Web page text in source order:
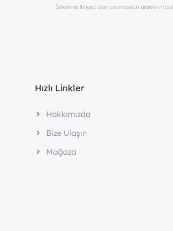
Şirketinin ihtiyacı olan promosyon ürünlerini bul.
Hızlı Linkler
Hakkımızda
Bize Ulaşın
Mağaza